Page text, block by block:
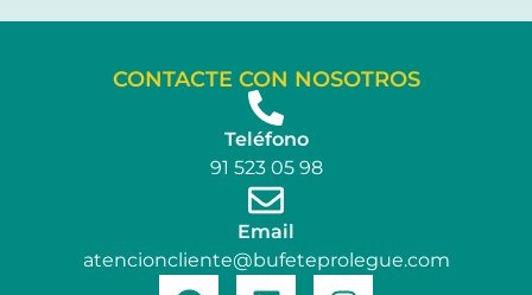
CONTACTE CON NOSOTROS
Teléfono
91 523 05 98
Email
atencioncliente@bufeteprolegue.com